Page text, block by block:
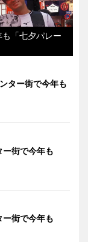
「七夕パレー
ター街で今年も
ー街で今年も
ー街で今年も